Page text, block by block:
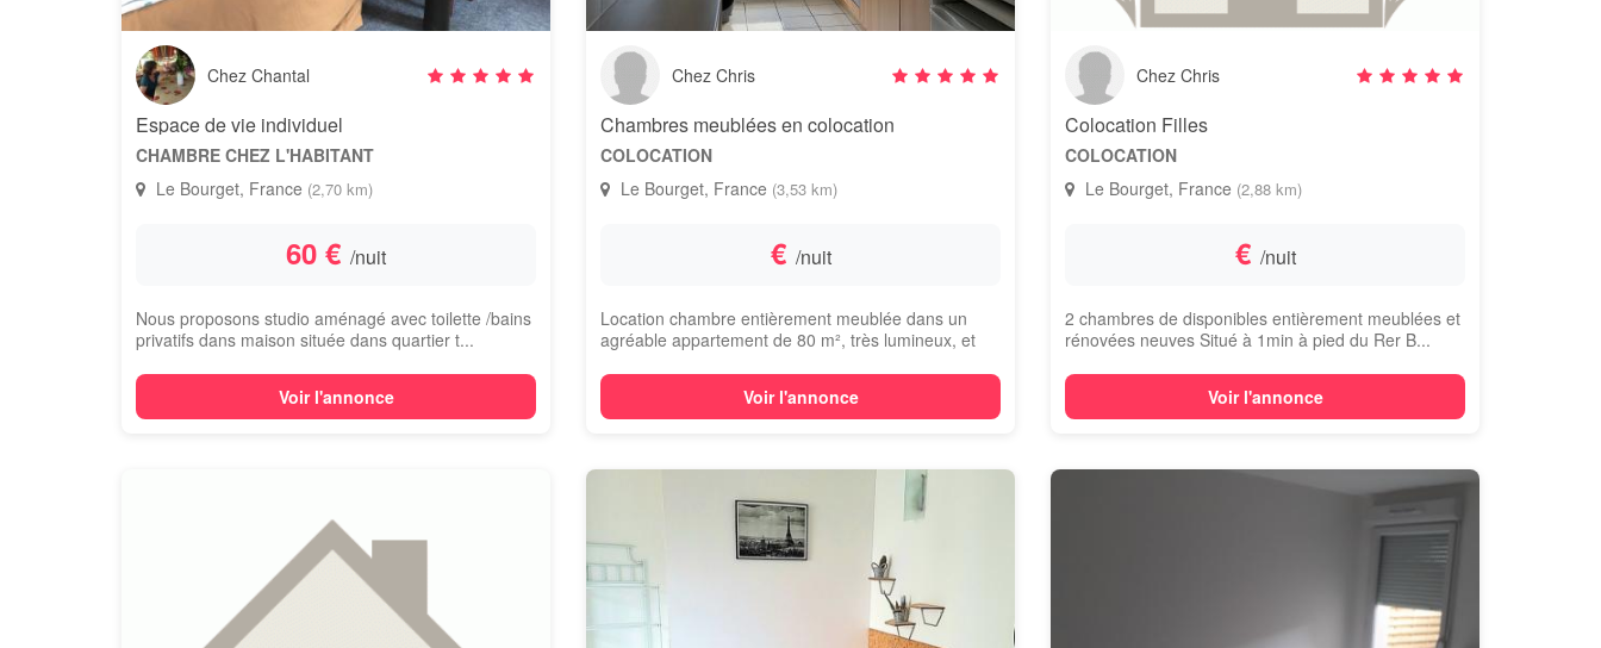
Chez Chantal
Espace de vie individuel
CHAMBRE CHEZ L'HABITANT
Le Bourget, France (2,70 km)
60 € /nuit
Nous proposons studio aménagé avec toilette /bains
privatifs dans maison située dans quartier t...
Voir l'annonce
Chez Chris
Chambres meublées en colocation
COLOCATION
Le Bourget, France (3,53 km)
€ /nuit
Location chambre entièrement meublée dans un
agréable appartement de 80 m², très lumineux, et
Voir l'annonce
Chez Chris
Colocation Filles
COLOCATION
Le Bourget, France (2,88 km)
€ /nuit
2 chambres de disponibles entièrement meublées et
rénovées neuves Situé à 1min à pied du Rer B...
Voir l'annonce